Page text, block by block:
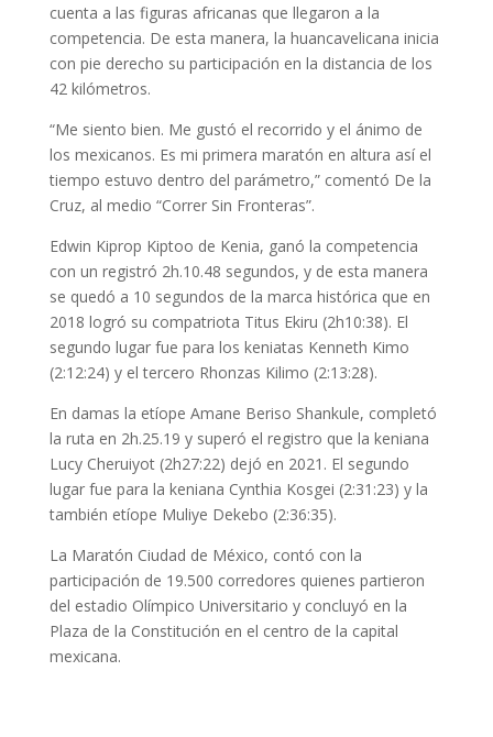
cuenta a las figuras africanas que llegaron a la
competencia. De esta manera, la huancavelicana inicia
con pie derecho su participación en la distancia de los
42 kilómetros.
“Me siento bien. Me gustó el recorrido y el ánimo de
los mexicanos. Es mi primera maratón en altura así el
tiempo estuvo dentro del parámetro,” comentó De la
Cruz, al medio “Correr Sin Fronteras”.
Edwin Kiprop Kiptoo de Kenia, ganó la competencia
con un registró 2h.10.48 segundos, y de esta manera
se quedó a 10 segundos de la marca histórica que en
2018 logró su compatriota Titus Ekiru (2h10:38). El
segundo lugar fue para los keniatas Kenneth Kimo
(2:12:24) y el tercero Rhonzas Kilimo (2:13:28).
En damas la etíope Amane Beriso Shankule, completó
la ruta en 2h.25.19 y superó el registro que la keniana
Lucy Cheruiyot (2h27:22) dejó en 2021. El segundo
lugar fue para la keniana Cynthia Kosgei (2:31:23) y la
también etíope Muliye Dekebo (2:36:35).
La Maratón Ciudad de México, contó con la
participación de 19.500 corredores quienes partieron
del estadio Olímpico Universitario y concluyó en la
Plaza de la Constitución en el centro de la capital
mexicana.